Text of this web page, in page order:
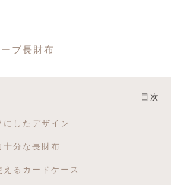
ブ長財布
目次
したデザイン
分な長財布
るカードケース